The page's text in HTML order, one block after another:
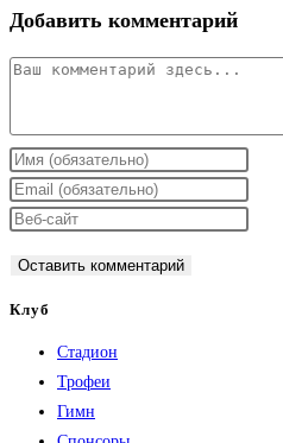
Добавить комментарий
Комментарий
Введите
свое
имя
пользователя,
прокомментировать
Введите
свой
чтобы
Введите
веб-
(необязательно)
Клуб
Стадион
Трофеи
Гимн